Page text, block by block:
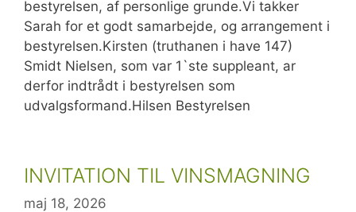
bestyrelsen, af personlige grunde.Vi takker
Sarah for et godt samarbejde, og arrangement i
bestyrelsen.Kirsten (truthanen i have 147)
Smidt Nielsen, som var 1`ste suppleant, ar
derfor indtrådt i bestyrelsen som
udvalgsformand.Hilsen Bestyrelsen
INVITATION TIL VINSMAGNING
maj 18, 2026